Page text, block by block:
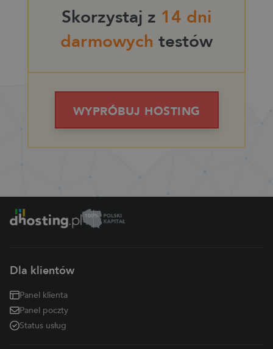
Skorzystaj z 14 dni
darmowych testów
WYPRÓBUJ HOSTING
Dla klientów
Panel klienta
Panel poczty
Status usług